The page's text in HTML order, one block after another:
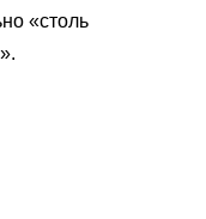
«столь